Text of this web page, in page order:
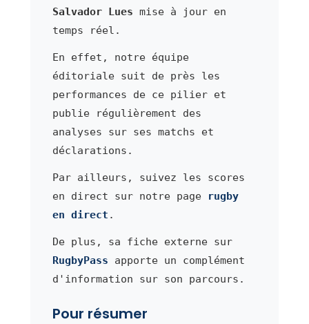
Salvador Lues mise à jour en
temps réel.
En effet, notre équipe
éditoriale suit de près les
performances de ce pilier et
publie régulièrement des
analyses sur ses matchs et
déclarations.
Par ailleurs, suivez les scores
en direct sur notre page
rugby
en direct .
De plus, sa fiche externe sur
RugbyPass apporte un complément
d'information sur son parcours.
Pour résumer